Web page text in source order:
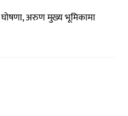
घोषणा, अरुण मुख्य भूमिकामा